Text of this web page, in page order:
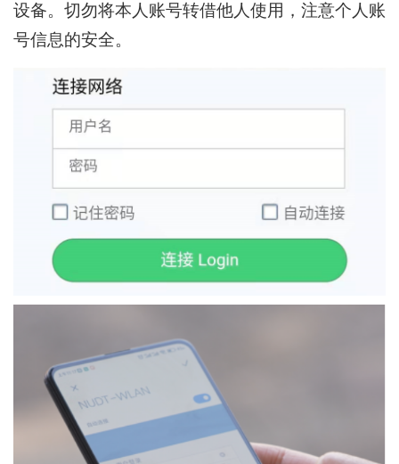
设备。切勿将本人账号转借他人使用，注意个人账
号信息的安全。